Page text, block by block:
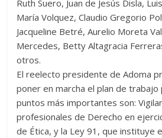
Ruth Suero, Juan de Jesús Disla,
María Volquez, Claudio Gregorio
Jacqueline Betré, Aurelio Moreta
Mercedes, Betty Altagracia
otros.
El reelecto presidente de Adoma
poner en marcha el plan de
puntos más importantes son:
profesionales de Derecho en
de Ética, y la Ley 91, que instituye